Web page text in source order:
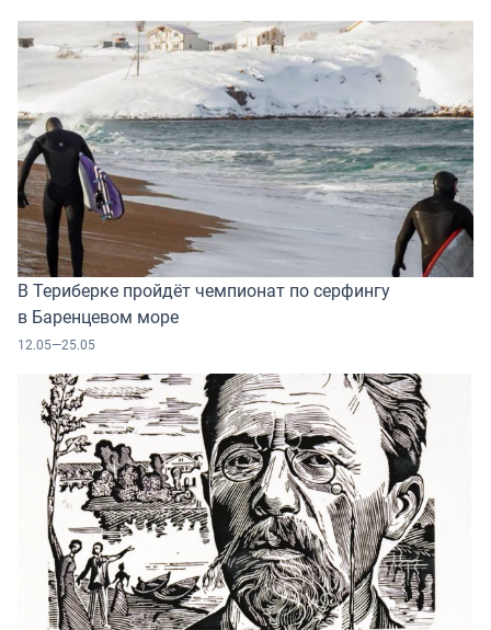
В Териберке пройдёт чемпионат по серфингу
в Баренцевом море
12.05—25.05